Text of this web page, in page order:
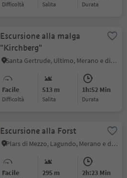
Difficoltà Salita durata
Escursione alla malga
"Kirchberg"
Santa Gertrude, Ultimo, Merano e dintorni
Facile
Difficoltà
513 m
Salita
1h:52 Min
durata
Escursione alla Forst
Plars di Mezzo, Lagundo, Merano e dintorni
Facile 295 m 2h:23 Min